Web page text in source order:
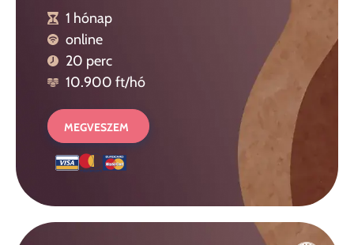
1 hónap
online
20 perc
10.900 ft/hó
MEGVESZEM